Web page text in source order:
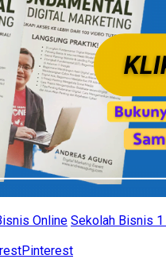
Online Sekolah Bisnis
Pinterest